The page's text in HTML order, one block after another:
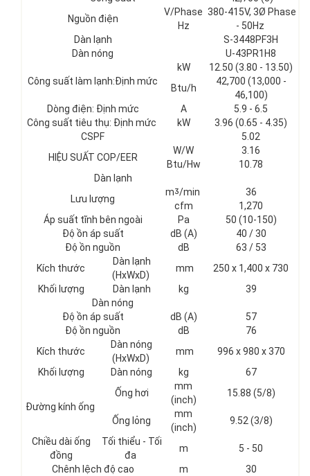
Nguồn điện
V/Phase
Hz
380-415V, 3Ø Phase
- 50Hz
Dàn lạnh
S-3448PF3H
Dàn nóng
U-43PR1H8
Công suất làm lạnh:Định mức
kW
12.50 (3.80 - 13.50)
Btu/h
42,700 (13,000 -
46,100)
Dòng điện: Định mức
A
5.9 - 6.5
Công suất tiêu thụ: Định mức
kW
3.96 (0.65 - 4.35)
CSPF
5.02
HIỆU SUẤT COP/EER
W/W
3.16
Btu/Hw
10.78
Dàn lạnh
Lưu lượng
mᶾ/min
36
cfm
1,270
Áp suất tĩnh bên ngoài
Pa
50 (10-150)
Độ ồn áp suất
dB (A)
40 / 30
Độ ồn nguồn
dB
63 / 53
Kích thước
Dàn lạnh
(HxWxD)
mm
250 x 1,400 x 730
Khối lượng
Dàn lạnh kg
39
Dàn nóng
Độ ồn áp suất
dB (A)
57
Độ ồn nguồn
dB
76
Kích thước
Dàn nóng
(HxWxD)
mm
996 x 980 x 370
Khối lượng
Dàn nóng kg 67
Đường kính ống
Ống hơi
mm
(inch)
15.88 (5/8)
Ống lỏng
mm
(inch)
9.52 (3/8)
Chiều dài ống
đồng
Tối thiểu - Tối
đa
m
5 - 50
Chênh lệch độ cao
m
30